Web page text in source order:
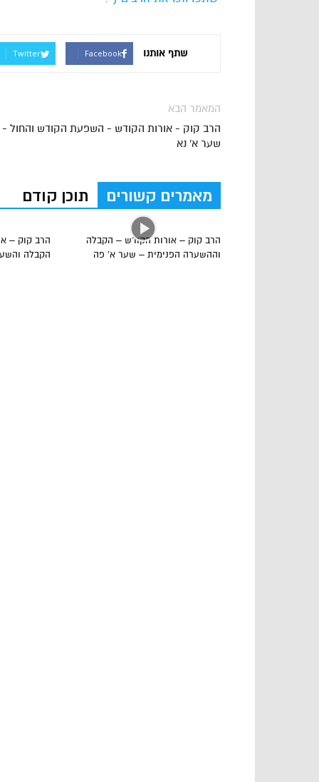
שתף אותנו Facebook
Twitter
המאמר הבא
הרב קוק - אורות הקודש - השפעת הקודש והחול -
שער א' נא
מאמרים קשורים תוכן קודם
הרב קוק –
הקבלה
הרב קוק – אורות הקודש – הקבלה
וההשערה הפנימית – שער א’ פה